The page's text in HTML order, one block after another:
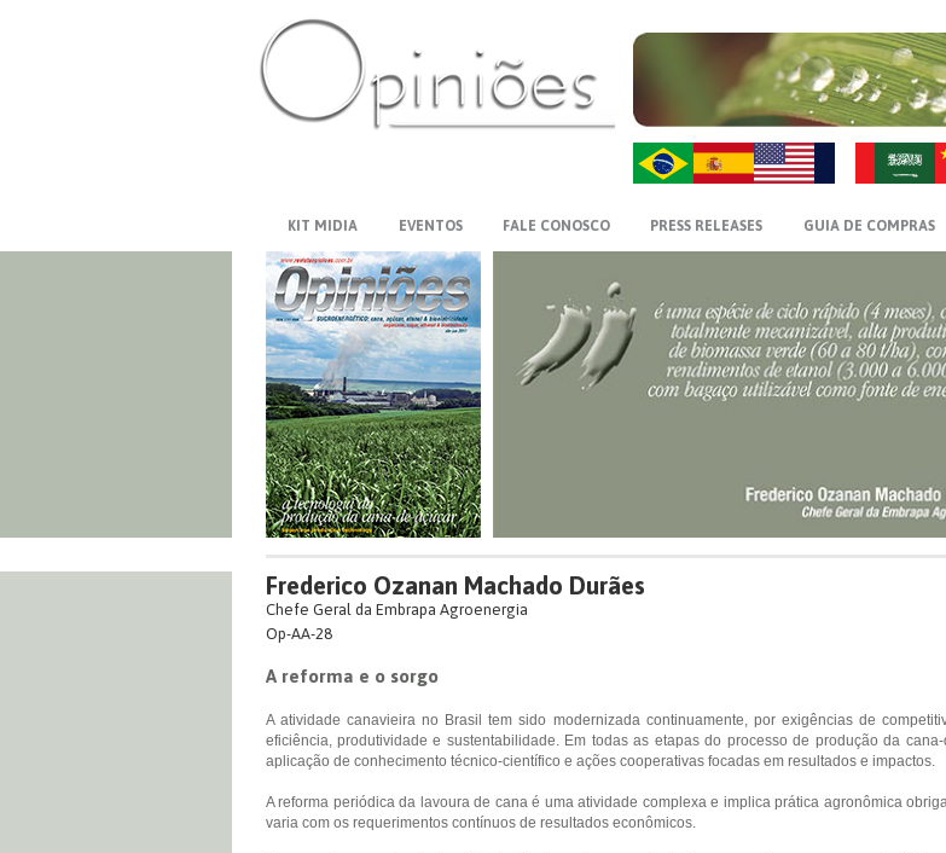
KIT MIDIA EVENTOS FALE CONOSCO PRESS RELEASES GUIA DE COMPRAS
Frederico Ozanan Machado Durães
Chefe Geral da Embrapa Agroenergia
Op-AA-28
A reforma e o sorgo
A atividade canavieira no Brasil tem sido modernizada continuamente, por exigências de
eficiência, produtividade e sustentabilidade. Em todas as etapas do processo de produção da
aplicação de conhecimento técnico-científico e ações cooperativas focadas em resultados e impactos.
A reforma periódica da lavoura de cana é uma atividade complexa e implica prática agronômica
varia com os requerimentos contínuos de resultados econômicos.